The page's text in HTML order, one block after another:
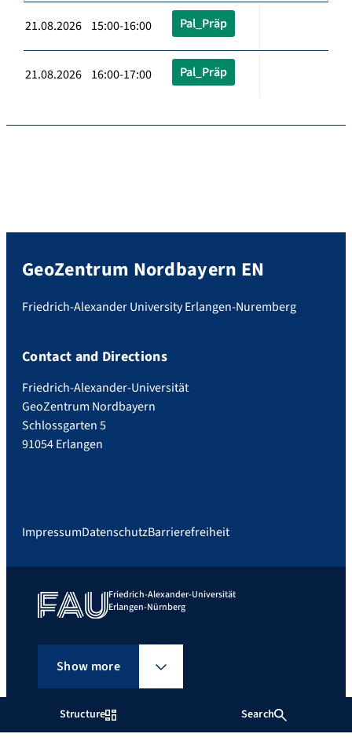
Structure Search
21.08.2026 15:00-16:00 Pal_Präp
21.08.2026 16:00-17:00 Pal_Präp
GeoZentrum Nordbayern EN
Friedrich-Alexander University Erlangen-Nuremberg
Contact and Directions
Friedrich-Alexander-Universität
GeoZentrum Nordbayern
Schlossgarten 5
91054 Erlangen
ImpressumDatenschutzBarrierefreiheit
Friedrich-Alexander-Universität
Erlangen-Nürnberg
Show more